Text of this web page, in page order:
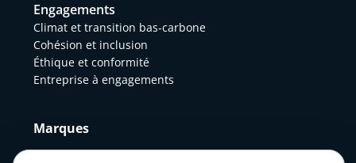
Engagements
Climat et transition bas-carbone
Cohésion et inclusion
Éthique et conformité
Entreprise à engagements
Marques